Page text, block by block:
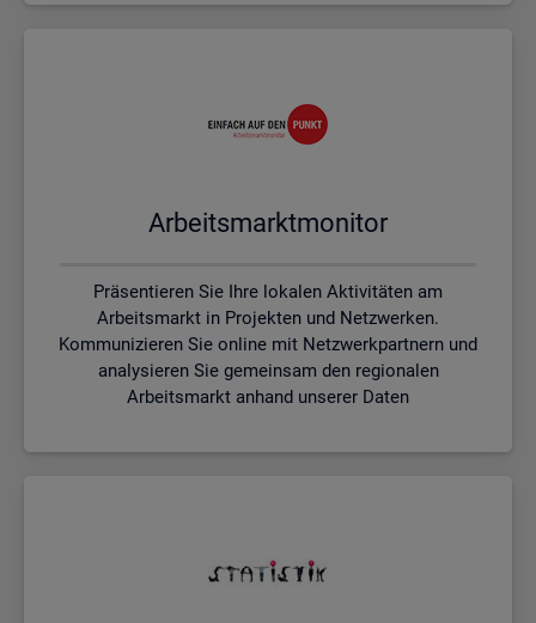
Ar­beits­markt­mo­ni­tor
Präsentieren Sie Ihre lokalen Aktivitäten am
Arbeitsmarkt in Projekten und Netzwerken.
Kommunizieren Sie online mit Netzwerkpartnern und
analysieren Sie gemeinsam den regionalen
Arbeitsmarkt anhand unserer Daten